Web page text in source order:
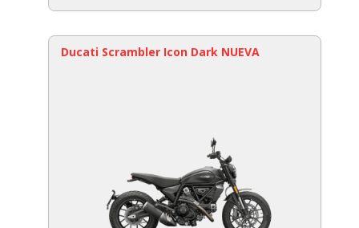
Ducati Scrambler Icon Dark NUEVA